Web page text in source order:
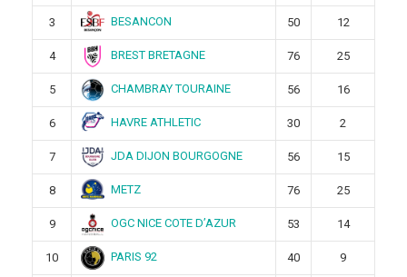
3 BESANCON 50 12
4 BREST BRETAGNE 76 25
5 CHAMBRAY TOURAINE 56 16
6 HAVRE ATHLETIC 30 2
7 JDA DIJON BOURGOGNE 56 15
8 METZ 76 25
9 OGC NICE COTE D’AZUR 53 14
10 PARIS 92 40 9